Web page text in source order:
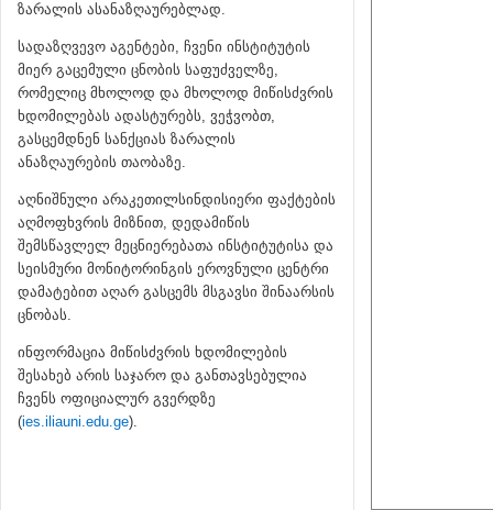
ზარალის ასანაზღაურებლად.
სადაზღვევო აგენტები, ჩვენი ინსტიტუტის
მიერ გაცემული ცნობის საფუძველზე,
რომელიც მხოლოდ და მხოლოდ მიწისძვრის
ხდომილებას ადასტურებს, ვეჭვობთ,
გასცემდნენ სანქციას ზარალის
ანაზღაურების თაობაზე.
აღნიშნული არაკეთილსინდისიერი ფაქტების
აღმოფხვრის მიზნით, დედამიწის
შემსწავლელ მეცნიერებათა ინსტიტუტისა და
სეისმური მონიტორინგის ეროვნული ცენტრი
დამატებით აღარ გასცემს მსგავსი შინაარსის
ცნობას.
ინფორმაცია მიწისძვრის ხდომილების
შესახებ არის საჯარო და განთავსებულია
ჩვენს ოფიციალურ გვერდზე
(ies.iliauni.edu.ge).